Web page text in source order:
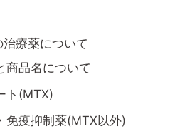
療薬について
商品名について
ト(MTX)
免疫抑制薬(MTX以外)